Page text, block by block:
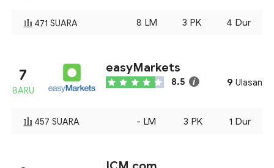
471 SUARA 8 LM 3 PK 4 Dur
7
BARU
easyMarkets
8.5 9 Ulasan
457 SUARA - LM 3 PK 1 Dur